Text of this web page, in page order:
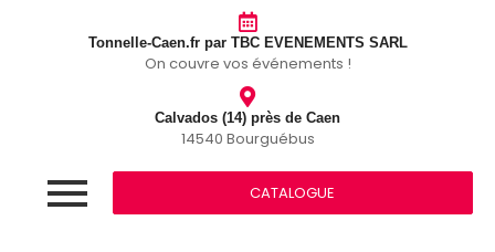
Tonnelle-Caen.fr par TBC EVENEMENTS SARL
On couvre vos événements !
Calvados (14) près de Caen
14540 Bourguébus
CATALOGUE